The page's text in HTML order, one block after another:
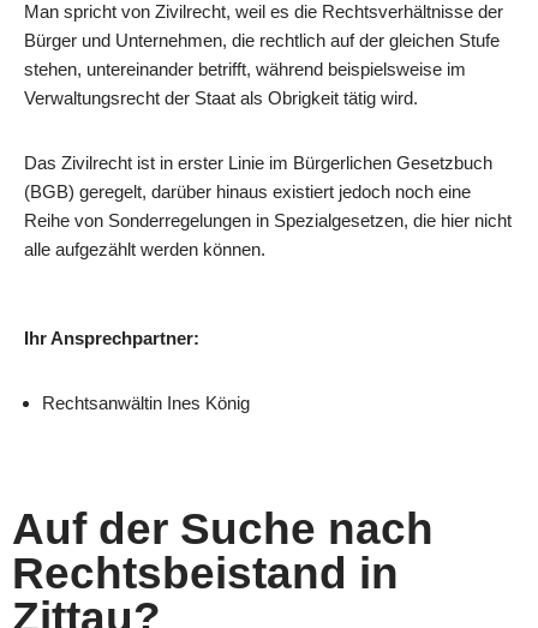
Man spricht von Zivilrecht, weil es die Rechtsverhältnisse der
Bürger und Unternehmen, die rechtlich auf der gleichen Stufe
stehen, untereinander betrifft, während beispielsweise im
Verwaltungsrecht der Staat als Obrigkeit tätig wird.
Das Zivilrecht ist in erster Linie im Bürgerlichen Gesetzbuch
(BGB) geregelt, darüber hinaus existiert jedoch noch eine
Reihe von Sonderregelungen in Spezialgesetzen, die hier nicht
alle aufgezählt werden können.
Ihr Ansprechpartner:
Rechtsanwältin In­es König
Auf der Suche nach
Rechtsbeistand in
Zittau?